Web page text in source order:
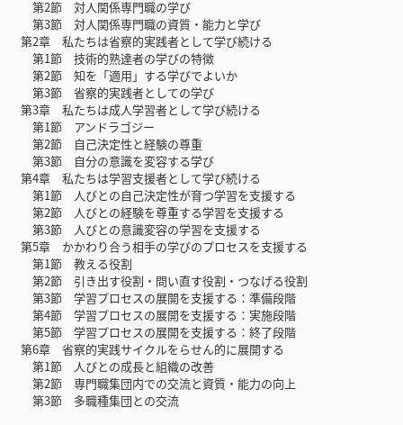
第2節 対人関係専門職の学び
第3節 対人関係専門職の資質・能力と学び
第2章 私たちは省察的実践者として学び続ける
第1節 技術的熟達者の学びの特徴
第2節 知を「適用」する学びでよいか
第3節 省察的実践者としての学び
第3章 私たちは成人学習者として学び続ける
第1節 アンドラゴジー
第2節 自己決定性と経験の尊重
第3節 自分の意識を変容する学び
第4章 私たちは学習支援者として学び続ける
第1節 人びとの自己決定性が育つ学習を支援する
第2節 人びとの経験を尊重する学習を支援する
第3節 人びとの意識変容の学習を支援する
第5章 かかわり合う相手の学びのプロセスを支援する
第1節 教える役割
第2節 引き出す役割・問い直す役割・つなげる役割
第3節 学習プロセスの展開を支援する：準備段階
第4節 学習プロセスの展開を支援する：実施段階
第5節 学習プロセスの展開を支援する：終了段階
第6章 省察的実践サイクルをらせん的に展開する
第1節 人びとの成長と組織の改善
第2節 専門職集団内での交流と資質・能力の向上
第3節 多職種集団との交流